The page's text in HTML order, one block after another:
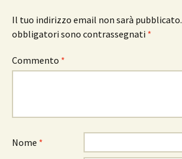
Il tuo indirizzo email non sarà pubblicato.
obbligatori sono contrassegnati *
Commento *
Nome *